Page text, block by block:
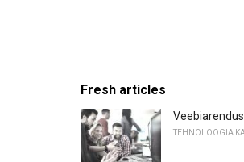
Fresh articles
TEHNOLOOGIA